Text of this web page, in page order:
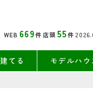
WEB 669件 店頭 55件
建てる モデルハウ